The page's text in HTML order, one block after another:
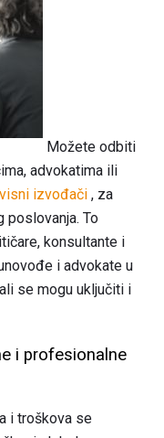
Možete odbiti
advokatima ili
izvođači , za
poslovanja. To
konsultante i
i advokate u
se mogu uključiti i
i profesionalne
i troškova se